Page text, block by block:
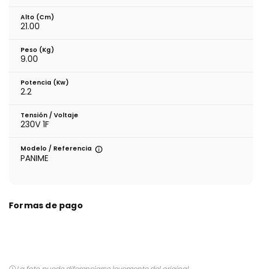
Alto (cm)
21.00
Peso (kg)
9.00
Potencia (Kw)
2.2
Tensión / Voltaje
230V 1F
Modelo / Referencia
PANIME
Formas de pago